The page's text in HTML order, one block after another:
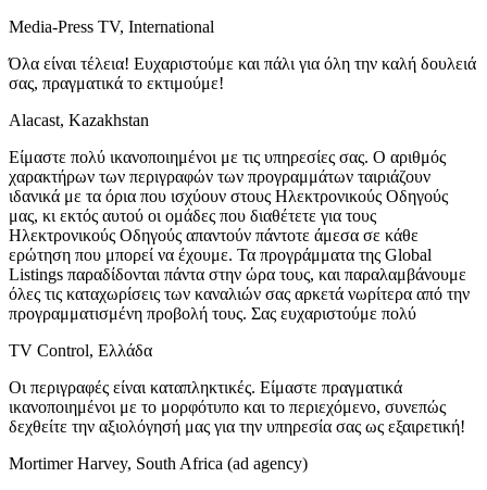
Media-Press TV, International
Όλα είναι τέλεια! Ευχαριστούμε και πάλι για όλη την καλή δουλειά
σας, πραγματικά το εκτιμούμε!
Alacast, Kazakhstan
Είμαστε πολύ ικανοποιημένοι με τις υπηρεσίες σας. Ο αριθμός
χαρακτήρων των περιγραφών των προγραμμάτων ταιριάζουν
ιδανικά με τα όρια που ισχύουν στους Ηλεκτρονικούς Οδηγούς
μας, κι εκτός αυτού οι ομάδες που διαθέτετε για τους
Ηλεκτρονικούς Οδηγούς απαντούν πάντοτε άμεσα σε κάθε
ερώτηση που μπορεί να έχουμε. Τα προγράμματα της Global
Listings παραδίδονται πάντα στην ώρα τους, και παραλαμβάνουμε
όλες τις καταχωρίσεις των καναλιών σας αρκετά νωρίτερα από την
προγραμματισμένη προβολή τους. Σας ευχαριστούμε πολύ
TV Control, Ελλάδα
Οι περιγραφές είναι καταπληκτικές. Είμαστε πραγματικά
ικανοποιημένοι με το μορφότυπο και το περιεχόμενο, συνεπώς
δεχθείτε την αξιολόγησή μας για την υπηρεσία σας ως εξαιρετική!
Mortimer Harvey, South Africa (ad agency)